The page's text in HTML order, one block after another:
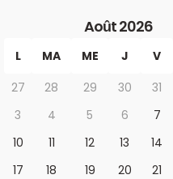
Août 2026
L MA ME J V
27
28 29 30 31
3
4 5 6 7
10
11 12 13 14
17
18 19 20 21